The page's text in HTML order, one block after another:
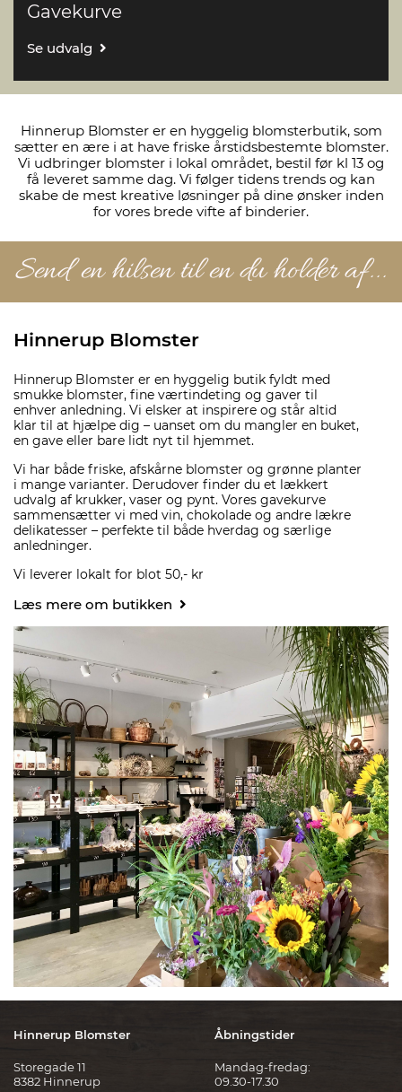
Gavekurve
Se udvalg
Hinnerup Blomster er en hyggelig blomsterbutik, som
sætter en ære i at have friske årstidsbestemte blomster.
Vi udbringer blomster i lokal området, bestil før kl 13 og
få leveret samme dag. Vi følger tidens trends og kan
skabe de mest kreative løsninger på dine ønsker inden
for vores brede vifte af binderier.
Send en hilsen til en du holder af...
Hinnerup Blomster
Hinnerup Blomster er en hyggelig butik fyldt med
smukke blomster, fine værtindeting og gaver til
enhver anledning. Vi elsker at inspirere og står altid
klar til at hjælpe dig – uanset om du mangler en buket,
en gave eller bare lidt nyt til hjemmet.
Vi har både friske, afskårne blomster og grønne planter
i mange varianter. Derudover finder du et lækkert
udvalg af krukker, vaser og pynt. Vores gavekurve
sammensætter vi med vin, chokolade og andre lækre
delikatesser – perfekte til både hverdag og særlige
anledninger.
Vi leverer lokalt for blot 50,- kr
Læs mere om butikken
Hinnerup Blomster
Storegade 11
8382 Hinnerup
Åbningstider
Mandag-fredag:
09.30-17.30